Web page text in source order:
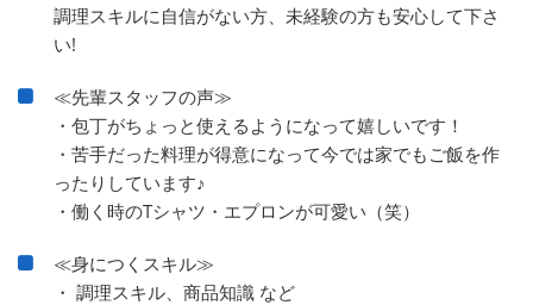
調理スキルに自信がない方、未経験の方も安心して下さ
い!
≪先輩スタッフの声≫
・包丁がちょっと使えるようになって嬉しいです！
・苦手だった料理が得意になって今では家でもご飯を作
ったりしています♪
・働く時のTシャツ・エプロンが可愛い（笑）
≪身につくスキル≫
・ 調理スキル、商品知識 など